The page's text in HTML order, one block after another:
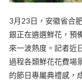
3月23日，安徽省合
銀正在遴選鮮花，預
來一波熱度。記者近
過程各類鮮花花費場
的節日專屬典禮感，